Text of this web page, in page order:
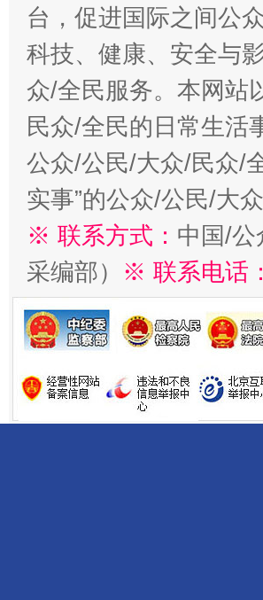
台，促进国际之间公
科技、健康、安全与
众/全民服务。本网站
民众/全民的日常生活
公众/公民/大众/民众/
实事”的公众/公民/大
※ 联系方式： 中国/
采编部） ※ 联系电话：